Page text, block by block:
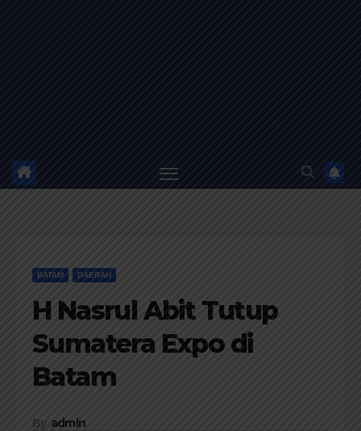
BATAM DAERAH
H Nasrul Abit Tutup
Sumatera Expo di
Batam
By admin